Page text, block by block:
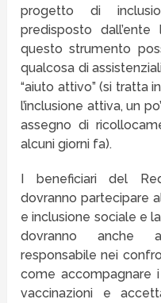
progetto di
predisposto
questo strumento
qualcosa di
“aiuto attivo” (si tratta
l’inclusione attiva, un
assegno di
alcuni giorni fa).
I beneficiari del
dovranno partecipare
e inclusione sociale e
dovranno anche
responsabile nei
come accompagnare
vaccinazioni e